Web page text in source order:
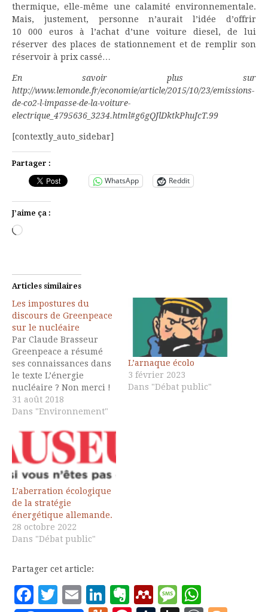
thermique, elle-même une calamité environnementale.
Mais, justement, personne n’aurait l’idée d’offrir
10 000 euros à l’achat d’une voiture diesel, de lui
réserver des places de stationnement et de remplir son
réservoir à prix cassé…
En savoir plus sur
http://www.lemonde.fr/economie/article/2015/10/23/emissions-
de-co2-l-impasse-de-la-voiture-
electrique_4795636_3234.html#g6gQJlDktkPhuJcT.99
[contextly_auto_sidebar]
Partager :
WhatsApp Reddit
J’aime ça :
Chargement…
Articles similaires
Les impostures du
discours de Greenpeace
sur le nucléaire
Par Claude Brasseur
Greenpeace a résumé
ses connaissances dans
le texte L’énergie
nucléaire ? Non merci !
(1) Ce texte m’a inspiré
quelques observations à
Greenpeace, tout le
nucléaire devient « LE
nucléaire », Greenpeace
ignore superbement les
domaine, toutes les
variétés de centrales…
la différence entre
nucléaire civil et…
31 août 2018
Dans "Environnement"
L’arnaque écolo
3 février 2023
Dans "Débat public"
L’aberration écologique
de la stratégie
énergétique allemande.
28 octobre 2022
Dans "Débat public"
Partager cet article:
Facebook
Twitter
EmailLinkedIn
Evernote
Mendeley
Message